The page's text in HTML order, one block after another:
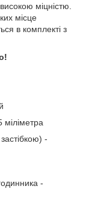
міцністю.
місце
в комплекті з
-
-